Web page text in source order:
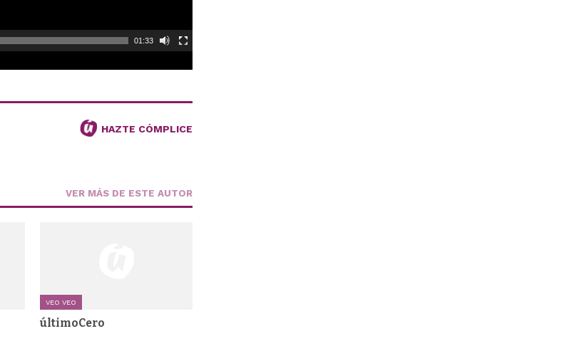
01:33
HAZTE CÓMPLICE
VER MÁS DE ESTE AUTOR
VEO VEO
últimoCero